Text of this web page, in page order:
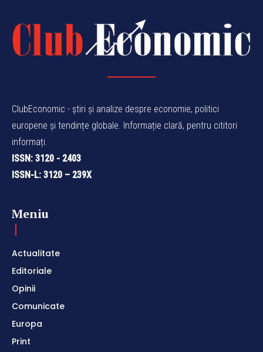
ClubEconomic - știri și analize despre economie, politici
europene și tendințe globale. Informație clară, pentru cititori
informați.
ISSN: 3120 - 2403
ISSN-L: 3120 – 239X
Meniu
Actualitate
Editoriale
Opinii
Comunicate
Europa
Print